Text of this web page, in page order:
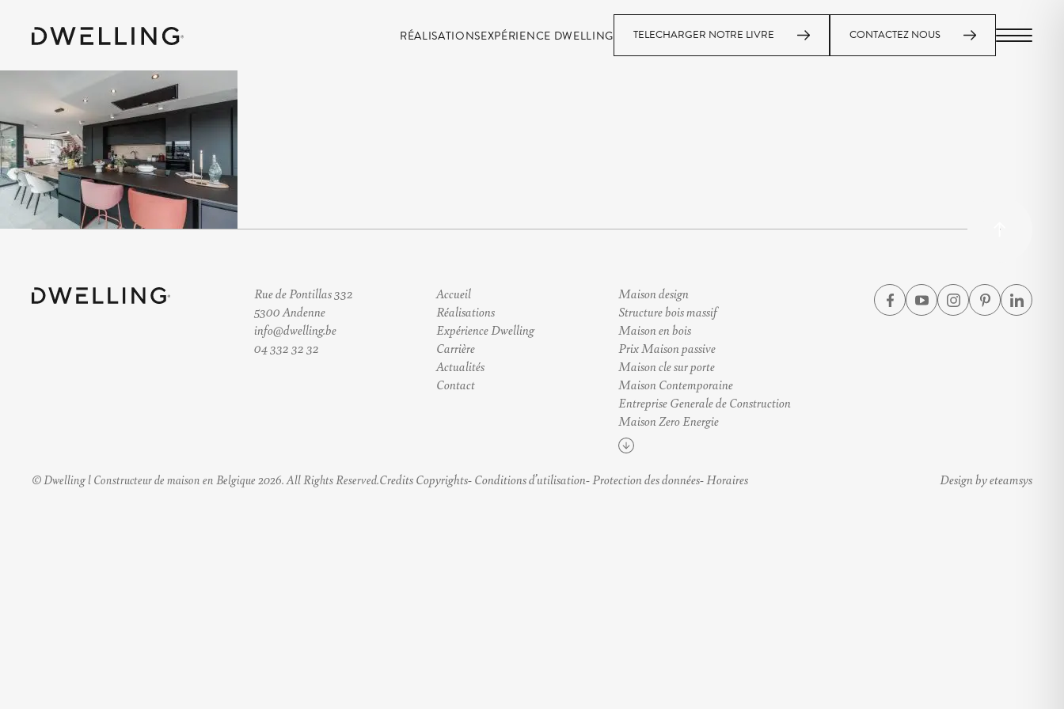
RÉALISATIONSEXPÉRIENCE DWELLING TELECHARGER NOTRE LIVRE CONTACTEZ NOUS MENU
Rue de Pontillas 332
5300 Andenne
info@dwelling.be
04 332 32 32
Accueil
Réalisations
Expérience Dwelling
Carrière
Actualités
Contact
Maison design
Structure bois massif
Maison en bois
Prix Maison passive
Maison cle sur porte
Maison Contemporaine
Entreprise Generale de Construction
Maison Zero Energie
Voir plus
© Dwelling l Constructeur de maison en Belgique 2026. All Rights Reserved.Credits Copyrights Conditions d’utilisation Protection des données Horaires Design by eteamsys